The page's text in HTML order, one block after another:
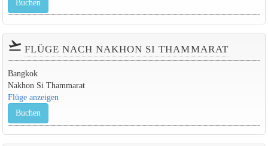
Buchen
flight_takeoff FLÜGE NACH NAKHON SI THAMMARAT
Bangkok
Nakhon Si Thammarat
Flüge anzeigen
Buchen